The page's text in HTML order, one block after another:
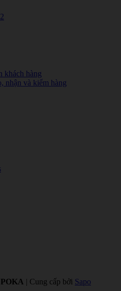
khách hàng
nhận và kiểm hàng
Cung cấp bởi Sapo